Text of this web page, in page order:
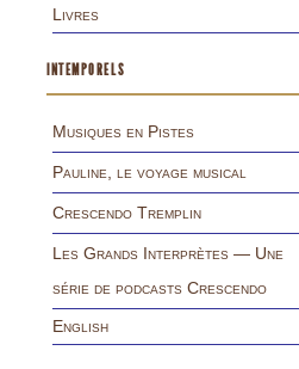
Livres
INTEMPORELS
Musiques en Pistes
Pauline, le voyage musical
Crescendo Tremplin
Les Grands Interprètes — Une
série de podcasts Crescendo
English